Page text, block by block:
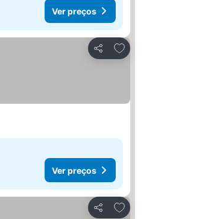
Ver preços
Partilhar
Adicionar aos favoritos
Ver preços
Partilhar
Adicionar aos favoritos